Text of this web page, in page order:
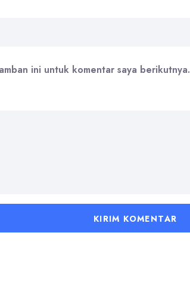
ini untuk komentar saya berikutnya.